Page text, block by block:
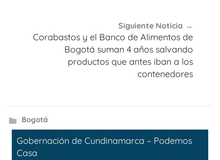
Siguiente Noticia
Corabastos y el Banco de Alimentos de
Bogotá suman 4 años salvando
productos que antes iban a los
contenedores
Bogotá
Gobernación de Cundinamarca – Podemos
Casa